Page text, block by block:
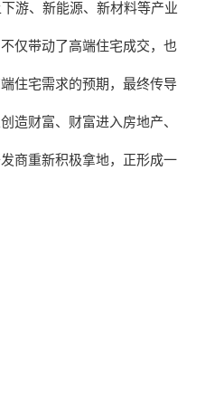
游、新能源、新材料等产业
仅带动了高端住宅成交，也
住宅需求的预期，最终传导
造财富、财富进入房地产、
商重新积极拿地，正形成一